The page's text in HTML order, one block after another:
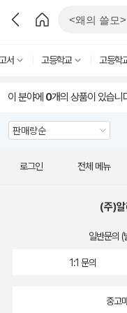
서 고등학교 고등학
이 분야에 0개의 상품이 있습니
로그인 전체 메뉴
(주)
일반문의 (
1:1 문의
중고